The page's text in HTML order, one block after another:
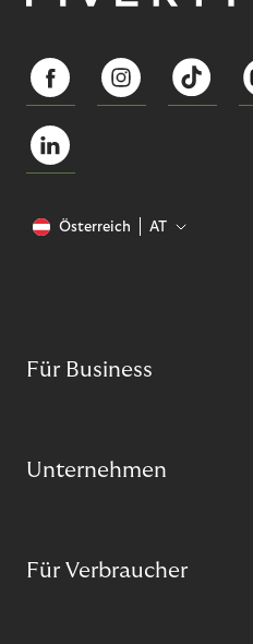
Österreich AT
Für Business
Unternehmen
Für Verbraucher